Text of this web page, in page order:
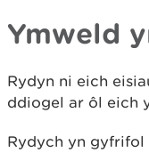
Ymweld
Rydyn ni eich
ddiogel ar ôl eich
Rydych yn gyfrifol